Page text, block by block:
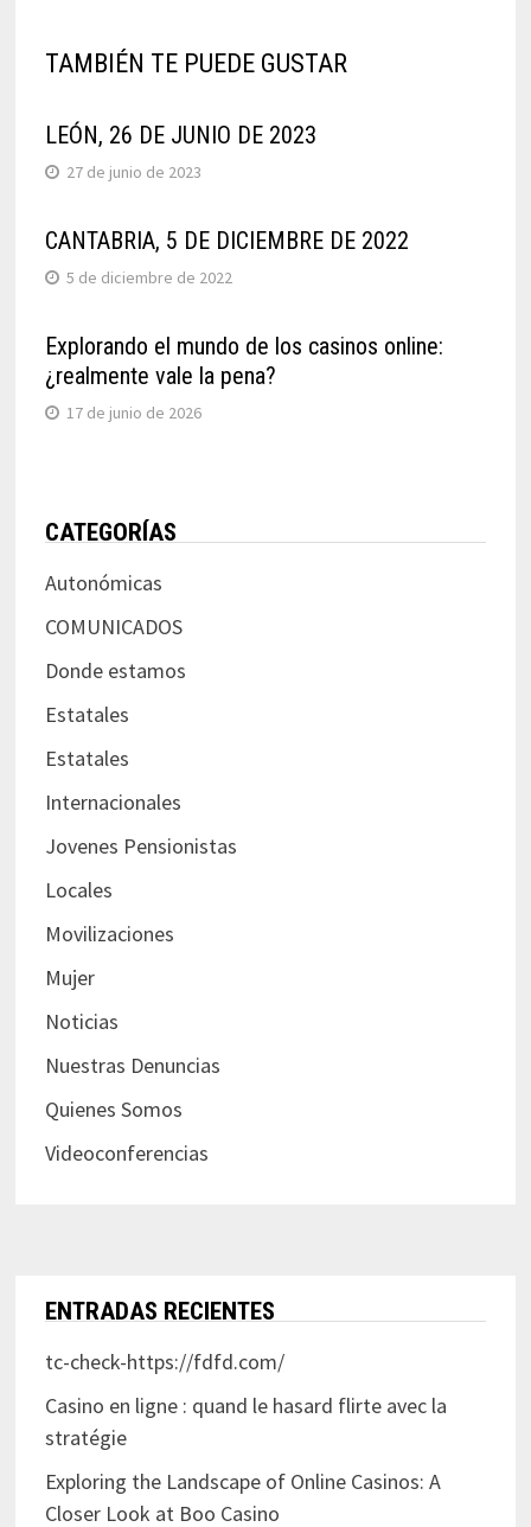
TAMBIÉN TE PUEDE GUSTAR
LEÓN, 26 DE JUNIO DE 2023
27 de junio de 2023
CANTABRIA, 5 DE DICIEMBRE DE 2022
5 de diciembre de 2022
Explorando el mundo de los casinos online:
¿realmente vale la pena?
17 de junio de 2026
CATEGORÍAS
Autonómicas
COMUNICADOS
Donde estamos
Estatales
Estatales
Internacionales
Jovenes Pensionistas
Locales
Movilizaciones
Mujer
Noticias
Nuestras Denuncias
Quienes Somos
Videoconferencias
ENTRADAS RECIENTES
tc-check-https://fdfd.com/
Casino en ligne : quand le hasard flirte avec la
stratégie
Exploring the Landscape of Online Casinos: A
Closer Look at Boo Casino